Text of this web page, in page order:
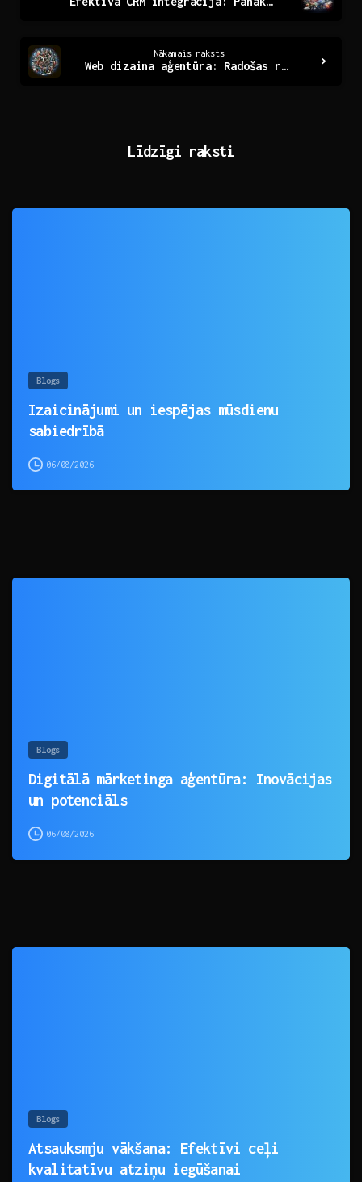
Reading
Nākamais raksts
Web dizaina aģentūra: Radošas risinājumi Jūsu biznesam
Līdzīgi raksti
Blogs
Izaicinājumi un iespējas mūsdienu
sabiedrībā
06/08/2026
Blogs
Digitālā mārketinga aģentūra: Inovācijas
un potenciāls
06/08/2026
Blogs
Atsauksmju vākšana: Efektīvi ceļi
kvalitatīvu atziņu iegūšanai